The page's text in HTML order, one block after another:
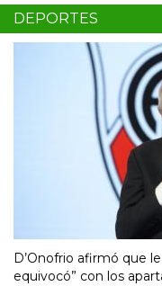
DEPORTES
D’Onofrio afirmó que
equivocó” con los